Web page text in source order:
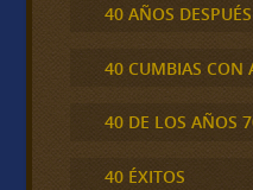
40 AÑOS DESPUÉS
40 CUMBIAS CON
40 DE LOS AÑOS
40 ÉXITOS